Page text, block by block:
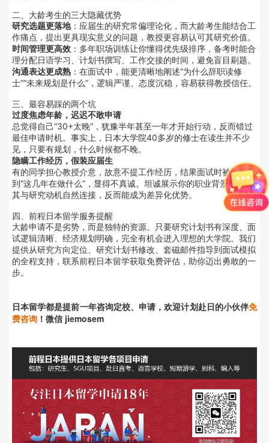
二、大龄考生的三大隐藏优势
研究选题更落地：应届生的研究常偏理论化，而大龄考生能结合工
作痛点，提出更具现实意义的问题，教授更容易认可其研究价值。
时间管理更高效 ：多年职场训练让你懂得优先级排序，备考时能合
理分配日语学习、计划书撰写、工作交接的时间，避免盲目刷题。
沟通表达更成熟 ：在面试中，能更清晰地阐述“为什么辞职读修
士”“未来规划是什么”，逻辑严谨、态度沉稳，容易获得教授信任。
三、最容易踩的两个坑
过度焦虑年龄，迟迟不敢申请
总觉得自己“30+太晚”，犹豫半年甚至一年才开始行动，反而错过
最佳申请时机。事实上，日本大学院40多岁的修士在读生并不少
见，只要有规划，什么时候都不晚。
隐瞒工作经历，假装应届生
有的同学担心教授介意，故意不提工作经历，结果面试时被问
到“这几年在做什么”，显得不真诚。坦诚展示你的职业背景，并将
其与研究动机自然连接，反而能成为差异化优势。
四、前程日本留学服务提醒
大龄申请不是劣势，而是独特的资源。只要研究计划书有深度、面
试逻辑清晰、经济规划明确，完全有机会进入理想的大学院。我们
提供从研究方向定位、研究计划书修改、套磁邮件指导到面试模拟
的全程支持，联系前程日本留学获取免费评估，助你迈出勇敢的一
步。
日本留学都是提前一年咨询定校、申请，欢迎计划赴日的小伙伴免
费咨询 ！微信 jiemosem